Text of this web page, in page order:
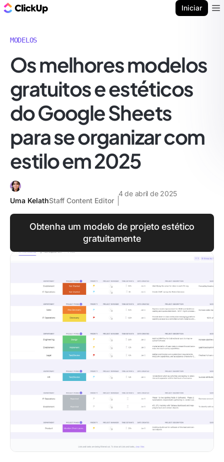
Iniciar
MODELOS
Os melhores modelos
gratuitos e estéticos
do Google Sheets
para se organizar com
estilo em 2025
Uma KelathStaff Content Editor
4 de abril de 2025
Obtenha um modelo de projeto estético
gratuitamente